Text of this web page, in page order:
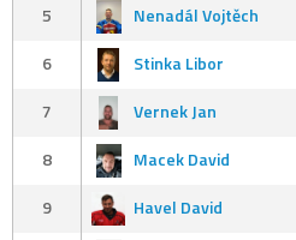
5
Nenadál Vojtěch
6
Stinka Libor
7
Vernek Jan
8
Macek David
9
Havel David